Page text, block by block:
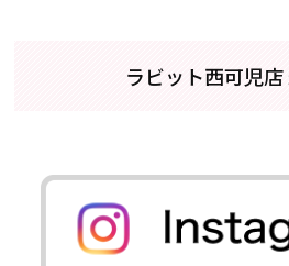
ラビット西可児